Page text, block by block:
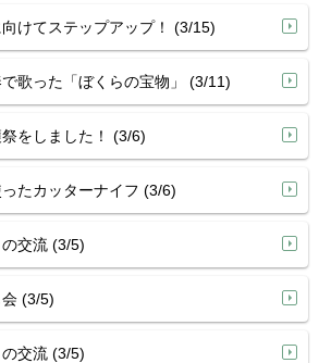
けてステップアップ！ (3/15)
歌った「ぼくらの宝物」 (3/11)
をしました！ (3/6)
たカッターナイフ (3/6)
交流 (3/5)
(3/5)
交流 (3/5)